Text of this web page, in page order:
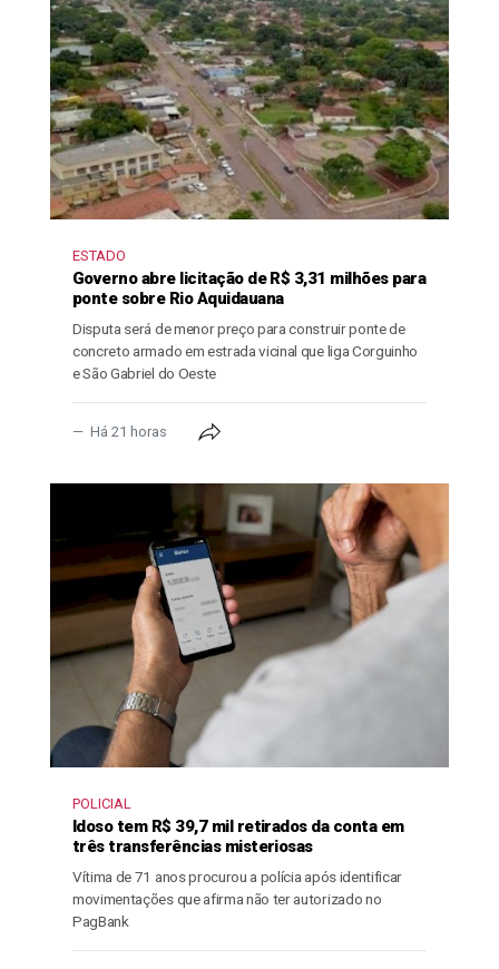
ESTADO
Governo abre licitação de R$ 3,31 milhões para
ponte sobre Rio Aquidauana
Disputa será de menor preço para construir ponte de
concreto armado em estrada vicinal que liga Corguinho
e São Gabriel do Oeste
Há 21 horas
POLICIAL
Idoso tem R$ 39,7 mil retirados da conta em
três transferências misteriosas
Vítima de 71 anos procurou a polícia após identificar
movimentações que afirma não ter autorizado no
PagBank